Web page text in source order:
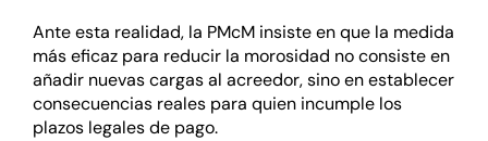
Ante esta realidad, la PMcM insiste en que la medida
más eficaz para reducir la morosidad no consiste en
añadir nuevas cargas al acreedor, sino en establecer
consecuencias reales para quien incumple los
plazos legales de pago.